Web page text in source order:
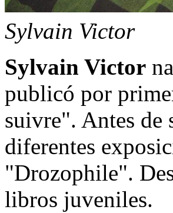
Sylvain Victor
Sylvain Victor
publicó por
suivre". Antes de
diferentes
"Drozophile".
libros juveniles.